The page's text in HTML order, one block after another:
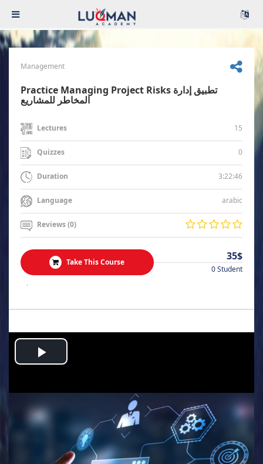
Management
Practice Managing Project Risks تطبيق إدارة
المخاطر للمشاريع
Lectures 15
Quizzes 0
Duration 3:22:46
Language arabic
Reviews (0)
Take This Course 35$
0 Student
.
Play
Video